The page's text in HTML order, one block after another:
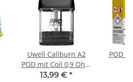
Uwell Caliburn A2
POD mit Coil 0,9 Ohm
(4Stk)
13,99 € *
POD